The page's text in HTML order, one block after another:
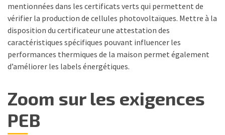
mentionnées dans les certificats verts qui permettent de
vérifier la production de cellules photovoltaïques. Mettre à la
disposition du certificateur une attestation des
caractéristiques spécifiques pouvant influencer les
performances thermiques de la maison permet également
d’améliorer les labels énergétiques.
Zoom sur les exigences
PEB